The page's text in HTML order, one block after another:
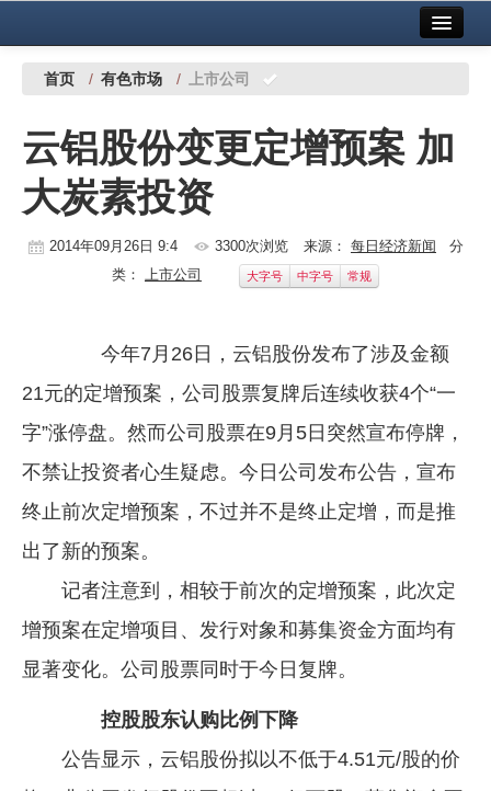
中国有色金属报社主办 广告服务
铜镍铅锌
铝
稀有稀土
镁钛
地矿 建设
党建工作
企业文化
《资源再生》杂志
数字报
首页 / 有色市场 / 上市公司
云铝股份变更定增预案 加
大炭素投资
2014年09月26日 9:4 3300次浏览 来源： 每日经济新闻 分
类： 上市公司 大字号 中字号 常规
今年7月26日，云铝股份发布了涉及金额
21元的定增预案，公司股票复牌后连续收获4个“一
字”涨停盘。然而公司股票在9月5日突然宣布停牌，
不禁让投资者心生疑虑。今日公司发布公告，宣布
终止前次定增预案，不过并不是终止定增，而是推
出了新的预案。
记者注意到，相较于前次的定增预案，此次定
增预案在定增项目、发行对象和募集资金方面均有
显著变化。公司股票同时于今日复牌。
控股股东认购比例下降
公告显示，云铝股份拟以不低于4.51元/股的价